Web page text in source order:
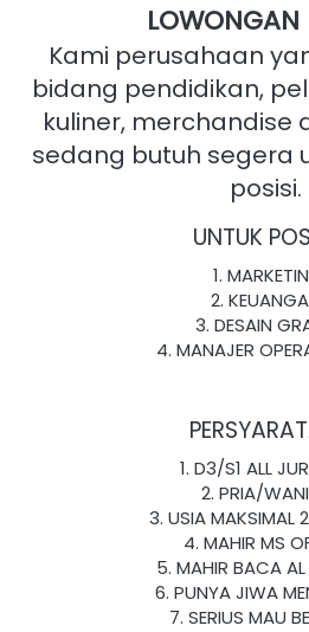
LOWONGAN
Kami perusahaan
bidang pendidikan,
kuliner, merchandise
sedang butuh segera
posisi.
UNTUK
DESAIN
MANAJER
D3/S1 ALL
PRIA/
USIA MAKSIMAL
MAHIR MS
MAHIR BACA AL
PUNYA JIWA
SERIUS MAU